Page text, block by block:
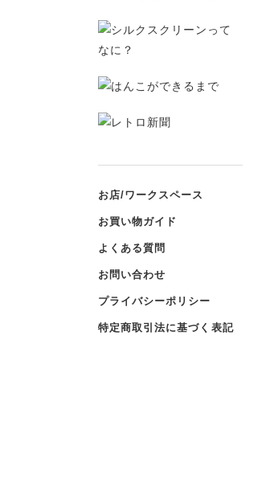
お店/ワークスペース
お買い物ガイド
よくある質問
お問い合わせ
プライバシーポリシー
特定商取引法に基づく表記